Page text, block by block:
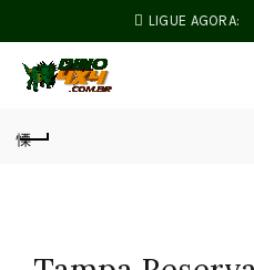
LIGUE AGORA: